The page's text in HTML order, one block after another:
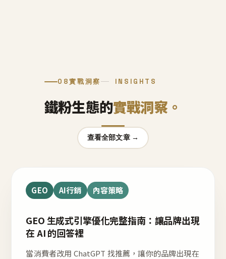
08實戰洞察 INSIGHTS
鐵粉生態的實戰洞察。
查看全部文章 →
GEO AI行銷 內容策略
GEO 生成式引擎優化完整指南：讓品牌出現
在 AI 的回答裡
當消費者改用 ChatGPT 找推薦，讓你的品牌出現在